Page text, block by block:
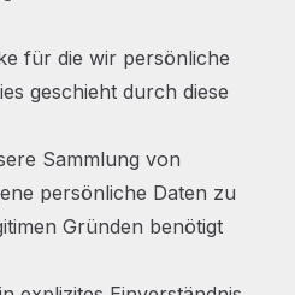
für die wir persönliche
geschieht durch diese
Sammlung von
persönliche Daten zu
Gründen benötigt